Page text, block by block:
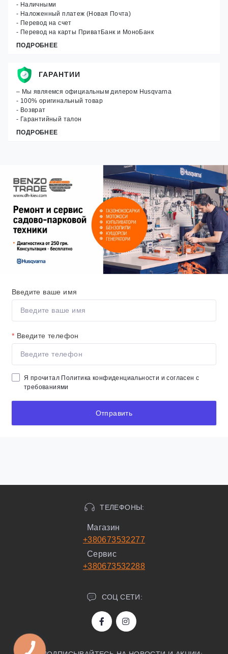
- Наличными
- Наложенный платеж (Новая Почта)
- Перевод на счет
- Перевод на карты ПриватБанк и МоноБанк
ПОДРОБНЕЕ
ГАРАНТИИ
– Мы являемся официальным дилером Husqvarna
- 100% оригинальный товар
- Возврат
- Гарантийный талон
ПОДРОБНЕЕ
Введите ваше имя
* Введите телефон
Я прочитал Политика конфиденциальности и согласен с
требованиями
Отправить
ТЕЛЕФОНЫ:
Магазин
+380673532277
Сервис
+380673532288
СОЦ СЕТИ: